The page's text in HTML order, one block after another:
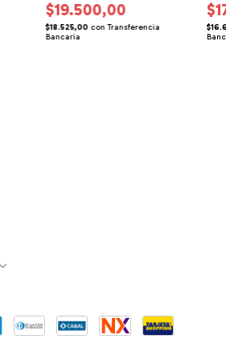
$19.500,00
$18.525,00 con Transferencia
Bancaria